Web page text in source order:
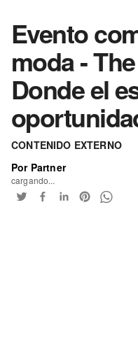
Evento
moda -
Donde el
CONTENIDO EXTERNO
Por Partner
cargando...